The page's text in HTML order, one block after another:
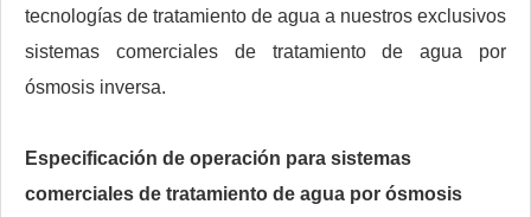
tecnologías de tratamiento de agua a nuestros exclusivos
sistemas comerciales de tratamiento de agua por
ósmosis inversa.
Especificación de operación para sistemas
comerciales de tratamiento de agua por ósmosis